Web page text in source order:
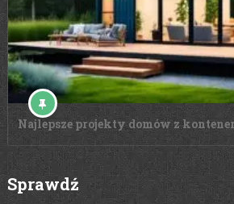
Najlepsze projekty domów z
Sprawdź